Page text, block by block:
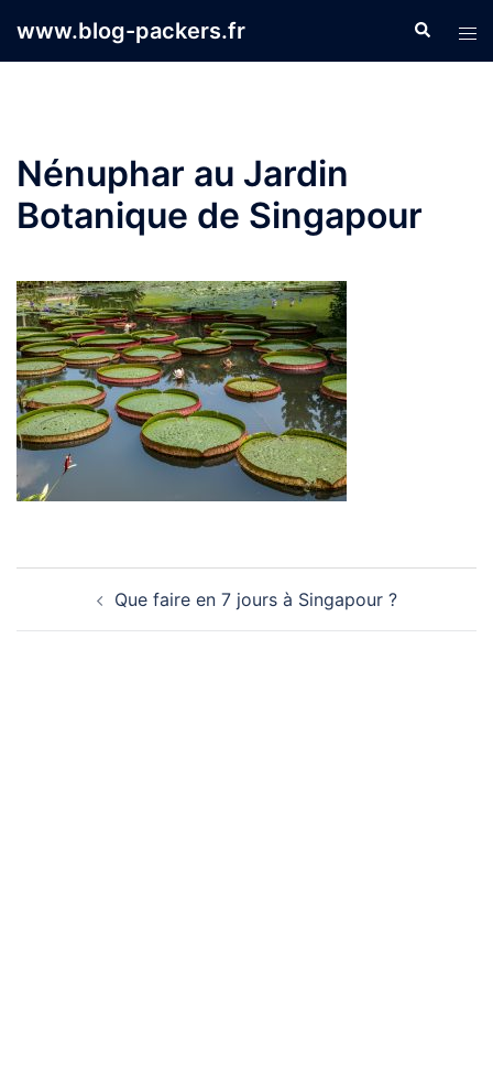
www.blog-packers.fr
le
Nénuphar au Jardin
Botanique de Singapour
d’articleQue faire en 7 jours à Singapour ?